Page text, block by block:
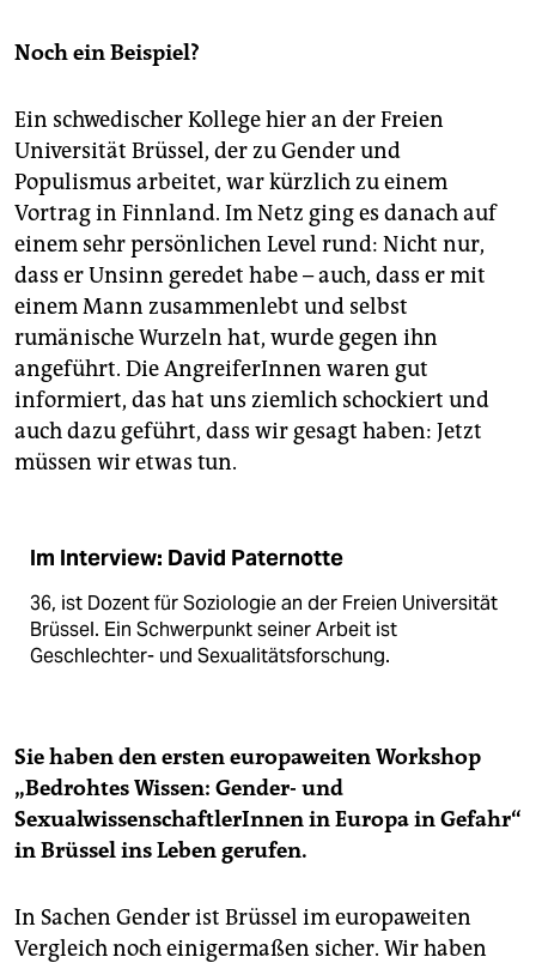
Noch ein Beispiel?
Ein schwedischer Kollege hier an der Freien
Universität Brüssel, der zu Gender und
Populismus arbeitet, war kürzlich zu einem
Vortrag in Finnland. Im Netz ging es danach auf
einem sehr persönlichen Level rund: Nicht nur,
dass er Unsinn geredet habe – auch, dass er mit
einem Mann zusammenlebt und selbst
rumänische Wurzeln hat, wurde gegen ihn
angeführt. Die AngreiferInnen waren gut
informiert, das hat uns ziemlich schockiert und
auch dazu geführt, dass wir gesagt haben: Jetzt
müssen wir etwas tun.
Im Interview: David Paternotte
36, ist Dozent für Soziologie an der Freien Universität
Brüssel. Ein Schwerpunkt seiner Arbeit ist
Geschlechter- und Sexualitätsforschung.
Sie haben den ersten europaweiten Workshop
„Bedrohtes Wissen: Gender- und
SexualwissenschaftlerInnen in Europa in Gefahr“
in Brüssel ins Leben gerufen.
In Sachen Gender ist Brüssel im europaweiten
Vergleich noch einigermaßen sicher. Wir haben